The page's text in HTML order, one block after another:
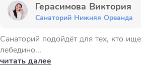
Герасимова Виктория
Санаторий Нижняя Ореанда
Санаторий подойдёт для тех, кто
лебедино...
читать далее